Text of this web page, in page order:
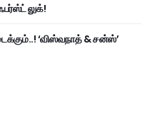
லுக்!
‘விஸ்வநாத் & சன்ஸ்’